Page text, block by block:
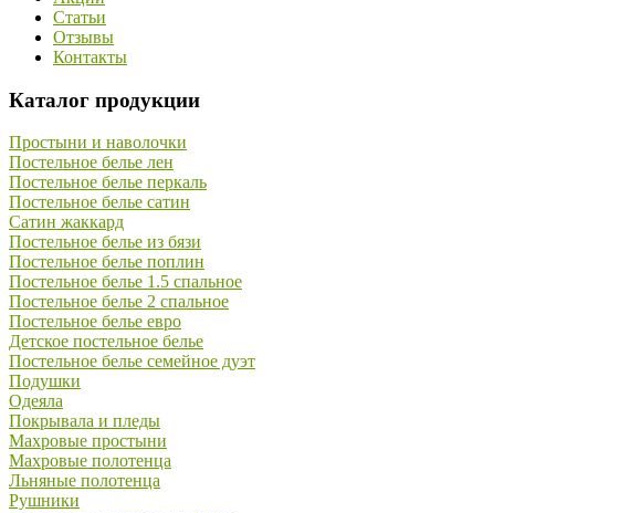
Статьи
Отзывы
Контакты
Каталог продукции
Простыни и наволочки
Постельное белье лен
Постельное белье перкаль
Постельное белье сатин
Сатин жаккард
Постельное белье из бязи
Постельное белье поплин
Постельное белье 1.5 спальное
Постельное белье 2 спальное
Постельное белье евро
Детское постельное белье
Постельное белье семейное дуэт
Подушки
Одеяла
Покрывала и пледы
Махровые простыни
Махровые полотенца
Льняные полотенца
Рушники